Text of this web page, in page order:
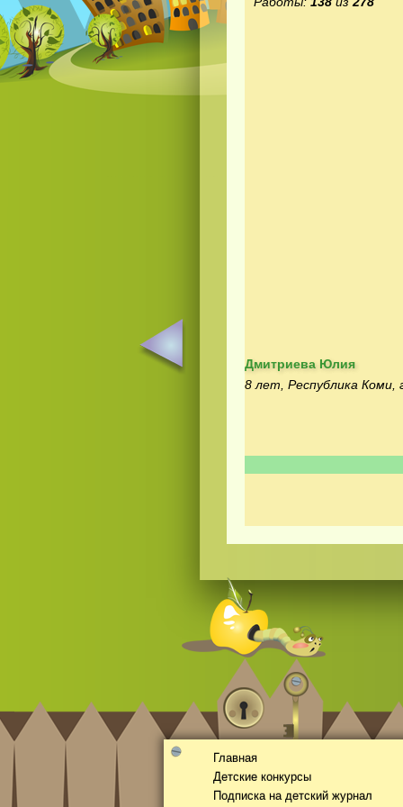
Дмитриева Юлия
8 лет, Республика Коми,
Главная
Детские конкурсы
Подписка на детский журнал